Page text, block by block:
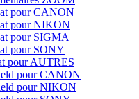
pour CANON
pour NIKON
pour SIGMA
pour SONY
pour AUTRES
pour CANON
pour NIKON